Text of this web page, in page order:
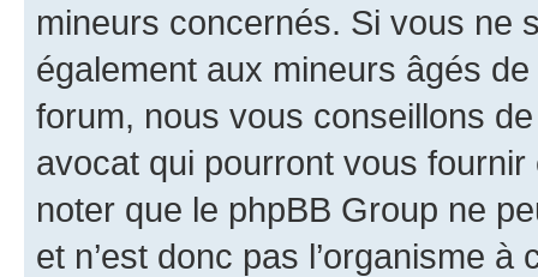
mineurs concernés. Si vous ne
également aux mineurs âgés
forum, nous vous conseillons
avocat qui pourront vous
noter que le phpBB Group ne
et n’est donc pas l’organisme